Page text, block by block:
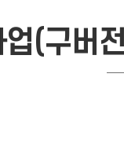
(구버